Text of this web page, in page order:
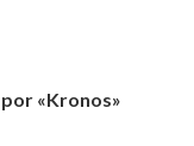
«Kronos»